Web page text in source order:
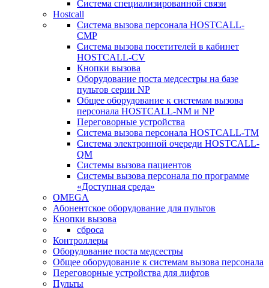
Система специализированной связи
Hostcall
Cистема вызова персонала HOSTCALL-
CMP
Cистема вызова посетителей в кабинет
HOSTCALL-CV
Кнопки вызова
Оборудование поста медсестры на базе
пультов серии NP
Общее оборудование к системам вызова
персонала HOSTCALL-NM и NP
Переговорные устройства
Система вызова персонала HOSTCALL-TM
Система электронной очереди HOSTCALL-
QM
Системы вызова пациентов
Системы вызова персонала по программе
«Доступная среда»
OMEGA
Абонентское оборудование для пультов
Кнопки вызова
сброса
Контроллеры
Оборудование поста медсестры
Общее оборудование к системам вызова персонала
Переговорные устройства для лифтов
Пульты